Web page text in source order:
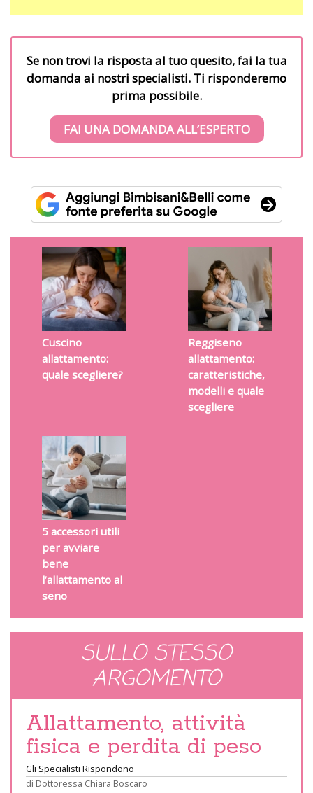
Se non trovi la risposta al tuo quesito, fai la tua
domanda ai nostri specialisti. Ti risponderemo
prima possibile.
FAI UNA DOMANDA ALL’ESPERTO
Cuscino
allattamento:
quale scegliere?
Reggiseno
allattamento:
caratteristiche,
modelli e quale
scegliere
5 accessori utili
per avviare
bene
l’allattamento al
seno
SULLO STESSO
ARGOMENTO
Allattamento, attività
fisica e perdita di peso
Gli Specialisti Rispondono
di Dottoressa Chiara Boscaro